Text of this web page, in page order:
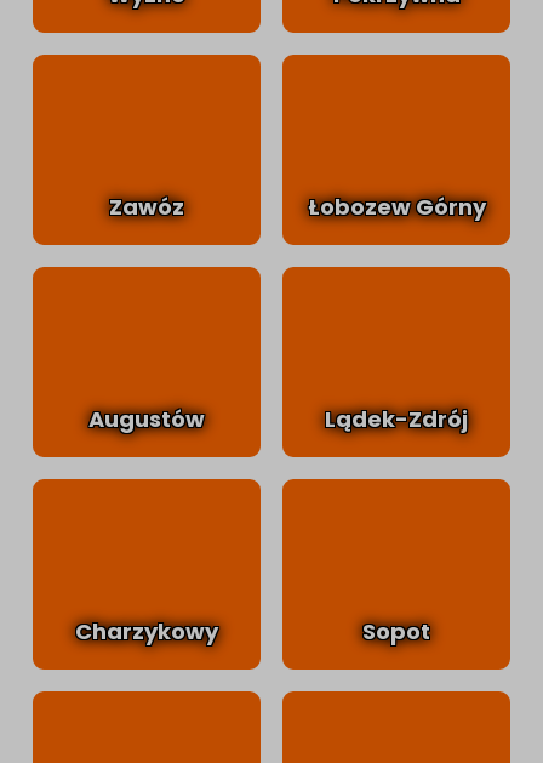
Zawóz Łobozew Górny
Augustów Lądek-Zdrój
Charzykowy Sopot